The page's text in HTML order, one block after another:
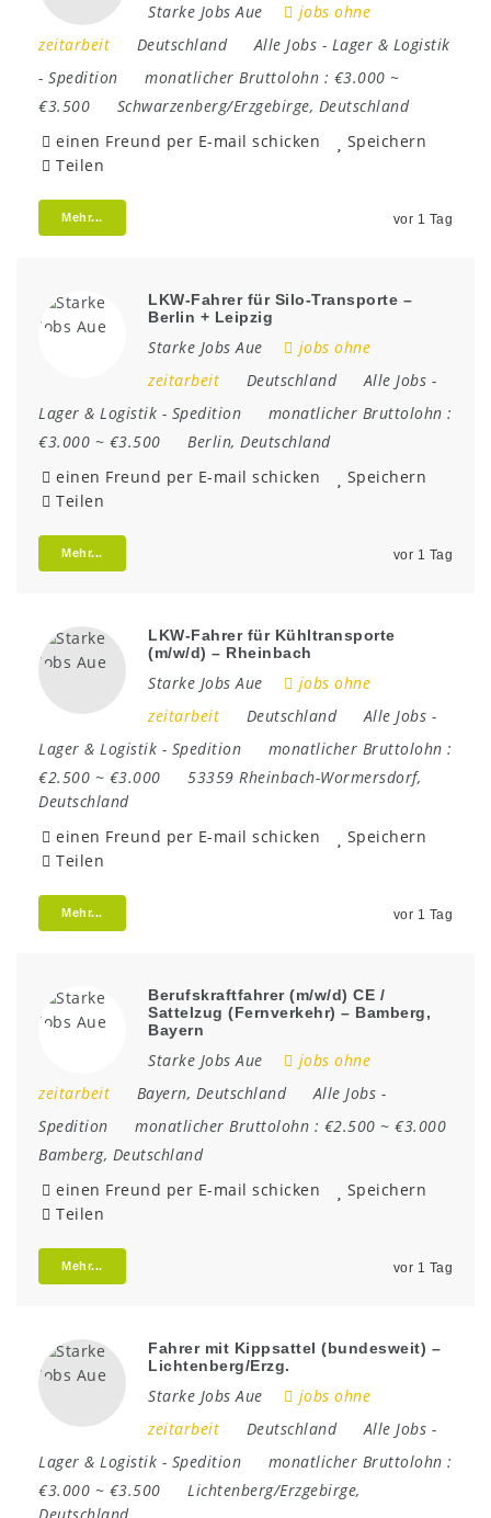
Starke Jobs Aue
jobs ohne
zeitarbeit
Deutschland Alle Jobs - Lager & Logistik
- Spedition monatlicher Bruttolohn : €3.000 ~
€3.500
Schwarzenberg/Erzgebirge, Deutschland
einen Freund per E-mail schicken
Speichern
Teilen
Mehr... vor 1 Tag
LKW-Fahrer für Silo-Transporte –
Berlin + Leipzig
Starke Jobs Aue
jobs ohne
zeitarbeit
Deutschland Alle Jobs -
Lager & Logistik - Spedition
monatlicher Bruttolohn :
€3.000 ~ €3.500
Berlin, Deutschland
einen Freund per E-mail schicken
Speichern
Teilen
Mehr... vor 1 Tag
LKW-Fahrer für Kühltransporte
(m/w/d) – Rheinbach
Starke Jobs Aue
jobs ohne
zeitarbeit
Deutschland Alle Jobs -
Lager & Logistik - Spedition
monatlicher Bruttolohn :
€2.500 ~ €3.000
53359 Rheinbach-Wormersdorf,
Deutschland
einen Freund per E-mail schicken
Speichern
Teilen
Mehr... vor 1 Tag
Berufskraftfahrer (m/w/d) CE /
Sattelzug (Fernverkehr) – Bamberg,
Bayern
Starke Jobs Aue
jobs ohne
zeitarbeit
Bayern, Deutschland Alle Jobs -
Spedition
monatlicher Bruttolohn : €2.500 ~ €3.000
Bamberg, Deutschland
einen Freund per E-mail schicken
Speichern
Teilen
Mehr... vor 1 Tag
Fahrer mit Kippsattel (bundesweit) –
Lichtenberg/Erzg.
Starke Jobs Aue
jobs ohne
zeitarbeit
Deutschland Alle Jobs -
Lager & Logistik - Spedition
monatlicher Bruttolohn :
€3.000 ~ €3.500
Lichtenberg/Erzgebirge,